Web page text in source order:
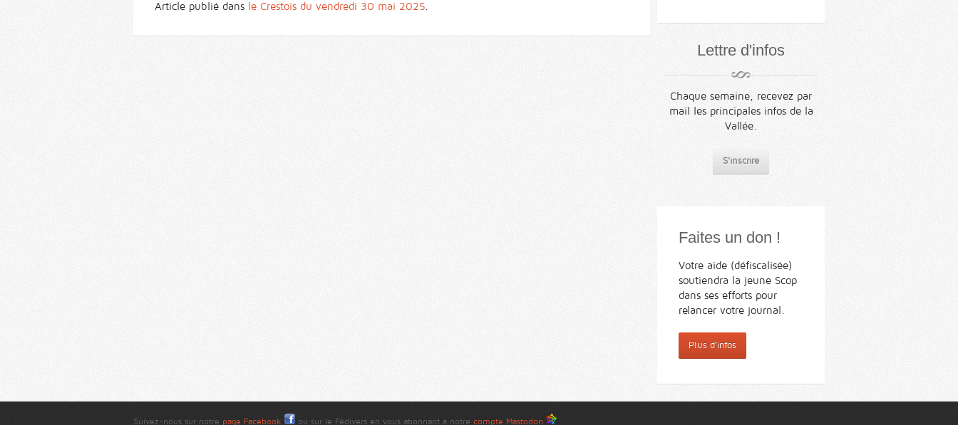
Article publié dans le Crestois du vendredi 30 mai 2025
Lettre d'infos
Chaque semaine, recevez par
mail les principales infos de la
Vallée.
S'inscrire
Faites un don !
Votre aide (défiscalisée)
soutiendra la jeune Scop
dans ses efforts pour
relancer votre journal.
Plus d'infos
Suivez-nous sur notre page Facebook ou sur le Fédivers en vous abonnant à notre compte Mastodon